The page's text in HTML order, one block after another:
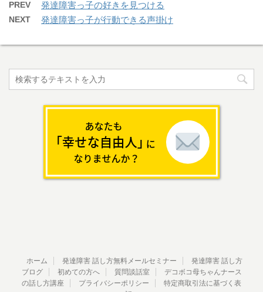
PREV 発達障害っ子の好きを見つける
NEXT 発達障害っ子が行動できる声掛け
ホーム 発達障害 話し方無料メールセミナー
発達障害 話し方
ブログ
初めての方へ 質問談話室
デコボコ母ちゃんナース
の話し方講座
プライバシーポリシー
特定商取引法に基づく表